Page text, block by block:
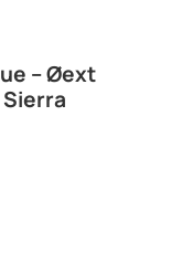
– Øext